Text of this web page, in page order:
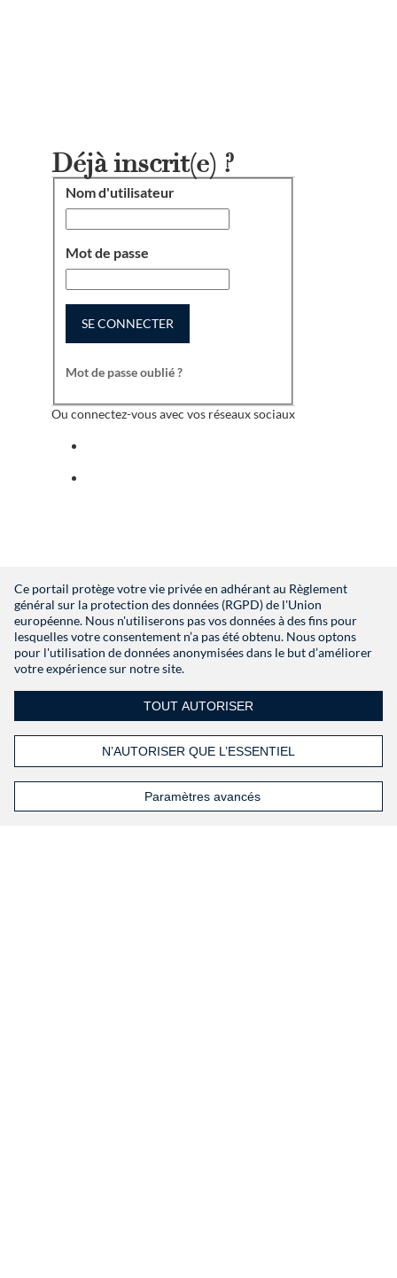
Ce portail protège votre vie privée en adhérant au Règlement
général sur la protection des données (RGPD) de l'Union
européenne. Nous n'utiliserons pas vos données à des fins pour
lesquelles votre consentement n’a pas été obtenu. Nous optons
pour l'utilisation de données anonymisées dans le but d’améliorer
votre expérience sur notre site.
TOUT AUTORISER
N’AUTORISER QUE L’ESSENTIEL
Paramètres avancés
Déjà inscrit(e) ?
Connexion
Nom d'utilisateur
Mot de passe
SE CONNECTER
Mot de passe oublié ?
Ou connectez-vous avec vos réseaux sociaux
Vous n’avez pas de compte S’inscrire